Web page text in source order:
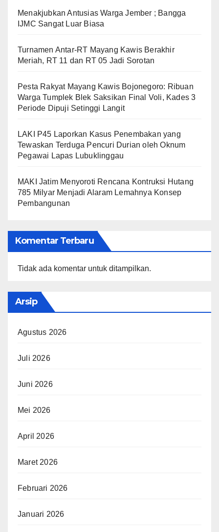
Menakjubkan Antusias Warga Jember ; Bangga
IJMC Sangat Luar Biasa
Turnamen Antar-RT Mayang Kawis Berakhir
Meriah, RT 11 dan RT 05 Jadi Sorotan
​Pesta Rakyat Mayang Kawis Bojonegoro: Ribuan
Warga Tumplek Blek Saksikan Final Voli, Kades 3
Periode Dipuji Setinggi Langit
LAKI P45 Laporkan Kasus Penembakan yang
Tewaskan Terduga Pencuri Durian oleh Oknum
Pegawai Lapas Lubuklinggau
MAKI Jatim Menyoroti Rencana Kontruksi Hutang
785 Milyar Menjadi Alaram Lemahnya Konsep
Pembangunan
Komentar Terbaru
Tidak ada komentar untuk ditampilkan.
Arsip
Agustus 2026
Juli 2026
Juni 2026
Mei 2026
April 2026
Maret 2026
Februari 2026
Januari 2026